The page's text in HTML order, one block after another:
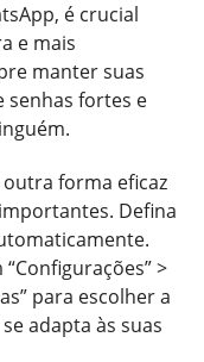
é crucial
e mais
manter suas
senhas fortes e
forma eficaz
Defina
>
para escolher a
adapta às suas